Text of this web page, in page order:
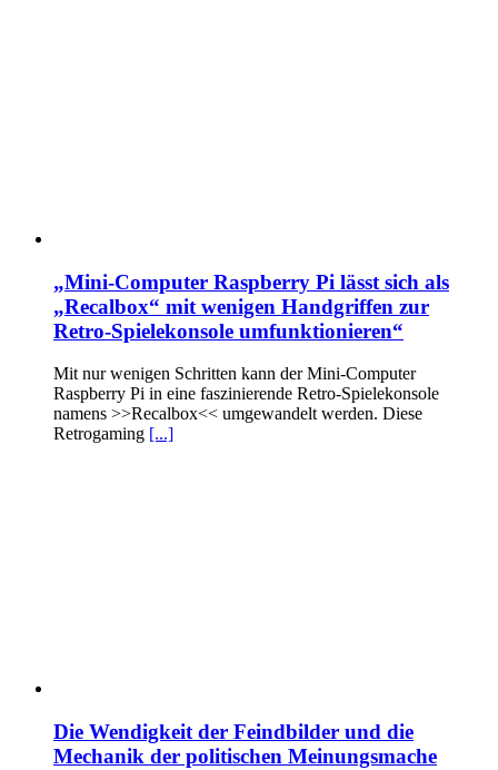
„Mini-Computer Raspberry Pi lässt sich als
„Recalbox“ mit wenigen Handgriffen zur
Retro-Spielekonsole umfunktionieren“
Mit nur wenigen Schritten kann der Mini-Computer
Raspberry Pi in eine faszinierende Retro-Spielekonsole
namens >>Recalbox<< umgewandelt werden. Diese
Retrogaming [...]
Die Wendigkeit der Feindbilder und die
Mechanik der politischen Meinungsmache